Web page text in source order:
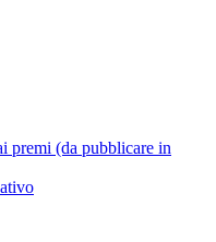
premi (da pubblicare in